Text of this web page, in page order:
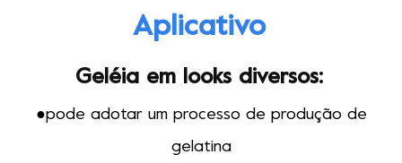
Aplicativo
Geléia em looks diversos:
●pode adotar um processo de produção de
gelatina